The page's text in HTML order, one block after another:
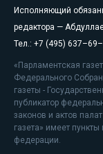
Исполняющий
редактора —
Тел.: +7 (495)
«Парламентская
Федерального
газеты -
публикатор
законов и актов
газета» имеет
федерации.